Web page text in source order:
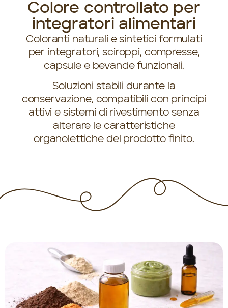
Colore controllato per
integratori alimentari
Coloranti naturali e sintetici formulati
per integratori, sciroppi, compresse,
capsule e bevande funzionali.
Soluzioni stabili durante la
conservazione, compatibili con principi
attivi e sistemi di rivestimento senza
alterare le caratteristiche
organolettiche del prodotto finito.